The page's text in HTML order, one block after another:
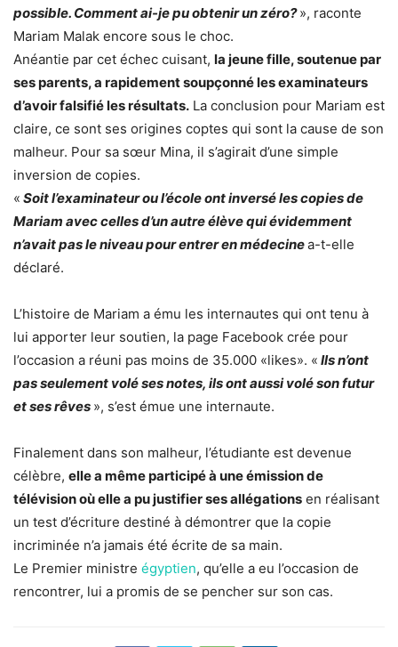
possible. Comment ai-je pu obtenir un zéro? », raconte
Mariam Malak encore sous le choc.
Anéantie par cet échec cuisant, la jeune fille, soutenue par
ses parents, a rapidement soupçonné les examinateurs
d’avoir falsifié les résultats. La conclusion pour Mariam est
claire, ce sont ses origines coptes qui sont la cause de son
malheur. Pour sa sœur Mina, il s’agirait d’une simple
inversion de copies.
« Soit l’examinateur ou l’école ont inversé les copies de
Mariam avec celles d’un autre élève qui évidemment
n’avait pas le niveau pour entrer en médecinea-t-elle
déclaré.
L’histoire de Mariam a ému les internautes qui ont tenu à
lui apporter leur soutien, la page Facebook crée pour
l’occasion a réuni pas moins de 35.000 «likes». « Ils n’ont
pas seulement volé ses notes, ils ont aussi volé son futur
et ses rêves », s’est émue une internaute.
Finalement dans son malheur, l’étudiante est devenue
célèbre, elle a même participé à une émission de
télévision où elle a pu justifier ses allégations en réalisant
un test d’écriture destiné à démontrer que la copie
incriminée n’a jamais été écrite de sa main.
Le Premier ministre égyptien, qu’elle a eu l’occasion de
rencontrer, lui a promis de se pencher sur son cas.